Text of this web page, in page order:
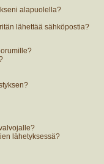
alapuolella?
lähettää sähköpostia?
lähetyksessä?